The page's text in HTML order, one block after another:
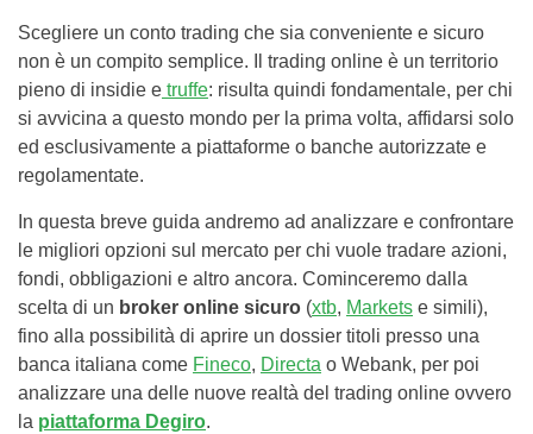
Scegliere un conto trading che sia conveniente e sicuro
non è un compito semplice. Il trading online è un territorio
pieno di insidie e truffe: risulta quindi fondamentale, per chi
si avvicina a questo mondo per la prima volta, affidarsi solo
ed esclusivamente a piattaforme o banche autorizzate e
regolamentate.
In questa breve guida andremo ad analizzare e confrontare
le migliori opzioni sul mercato per chi vuole tradare azioni,
fondi, obbligazioni e altro ancora. Cominceremo dalla
scelta di un broker online sicuro (xtb, Markets e simili),
fino alla possibilità di aprire un dossier titoli presso una
banca italiana come Fineco, Directa o Webank, per poi
analizzare una delle nuove realtà del trading online ovvero
la piattaforma Degiro.